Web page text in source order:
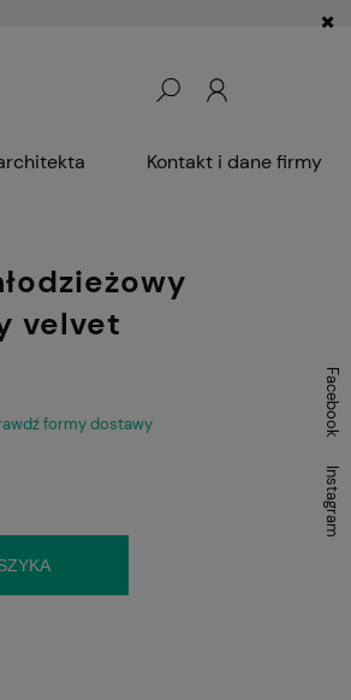
Kontakt i dane firmy
velvet
formy dostawy Facebook
Instagram